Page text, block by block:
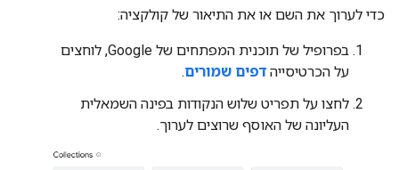
כדי לערוך את השם או את התיאור של קולקציה:
בפרופיל של תוכנית המפתחים של Google, לוחצים
על הכרטיסייה דפים שמורים.
לחצו על תפריט שלוש הנקודות בפינה השמאלית
העליונה של האוסף שרוצים לערוך.